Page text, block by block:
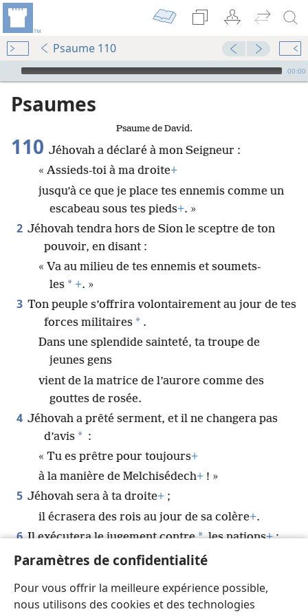
Paramètres de confidentialité
Pour vous offrir la meilleure expérience possible,
nous utilisons des cookies et des technologies
Psaume 110
Audio Player
00:00
Psaumes
Psaume de David.
110 Jéhovah a déclaré à mon Seigneur :
« Assieds-toi à ma droite+
jusqu’à ce que je place tes ennemis comme un
escabeau sous tes pieds+. »
2 Jéhovah tendra hors de Sion le sceptre de ton
pouvoir, en disant :
« Va au milieu de tes ennemis et soumets-
les * +. »
3 Ton peuple s’offrira volontairement au jour de tes
forces militaires * .
Dans une splendide sainteté, ta troupe de
jeunes gens
vient de la matrice de l’aurore comme des
gouttes de rosée.
4 Jéhovah a prêté serment, et il ne changera pas
d’avis * :
« Tu es prêtre pour toujours+
à la manière de Melchisédech+ ! »
5 Jéhovah sera à ta droite+ ;
il écrasera des rois au jour de sa colère+.
6 Il exécutera le jugement contre * les nations+;
il remplira le pays de cadavres+
7 En chemin, il
boira au cours d’eau.